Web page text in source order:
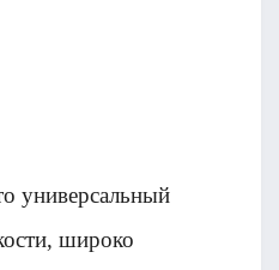
универсальный
широко